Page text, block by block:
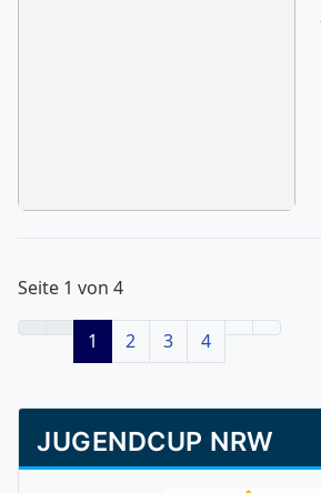
Seite 1 von 4
1 2 3 4
JUGENDCUP NRW